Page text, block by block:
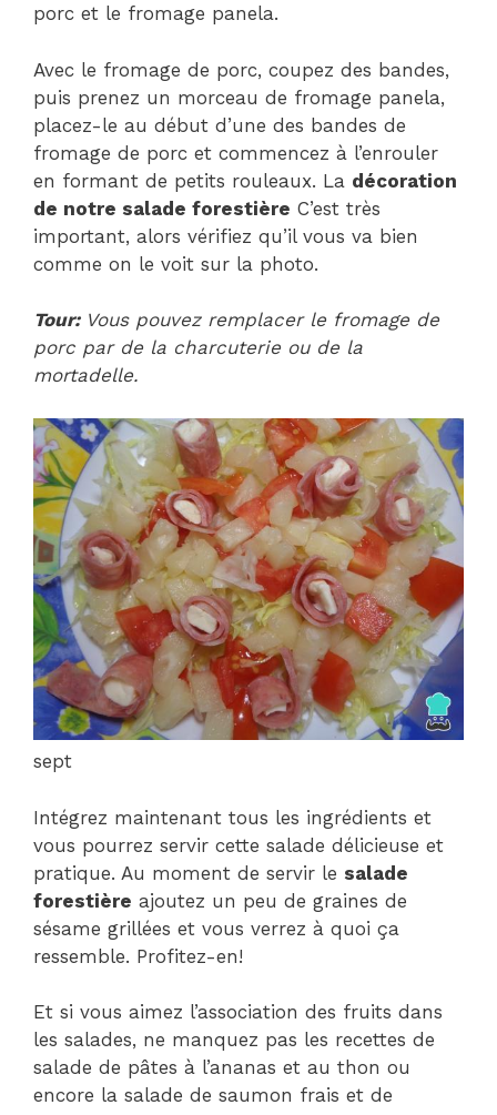
porc et le fromage panela.
Avec le fromage de porc, coupez des bandes,
puis prenez un morceau de fromage panela,
placez-le au début d’une des bandes de
fromage de porc et commencez à l’enrouler
en formant de petits rouleaux. La décoration
de notre salade forestière C’est très
important, alors vérifiez qu’il vous va bien
comme on le voit sur la photo.
Tour:Vous pouvez remplacer le fromage de
porc par de la charcuterie ou de la
mortadelle.
sept
Intégrez maintenant tous les ingrédients et
vous pourrez servir cette salade délicieuse et
pratique. Au moment de servir le salade
forestière ajoutez un peu de graines de
sésame grillées et vous verrez à quoi ça
ressemble. Profitez-en!
Et si vous aimez l’association des fruits dans
les salades, ne manquez pas les recettes de
salade de pâtes à l’ananas et au thon ou
encore la salade de saumon frais et de